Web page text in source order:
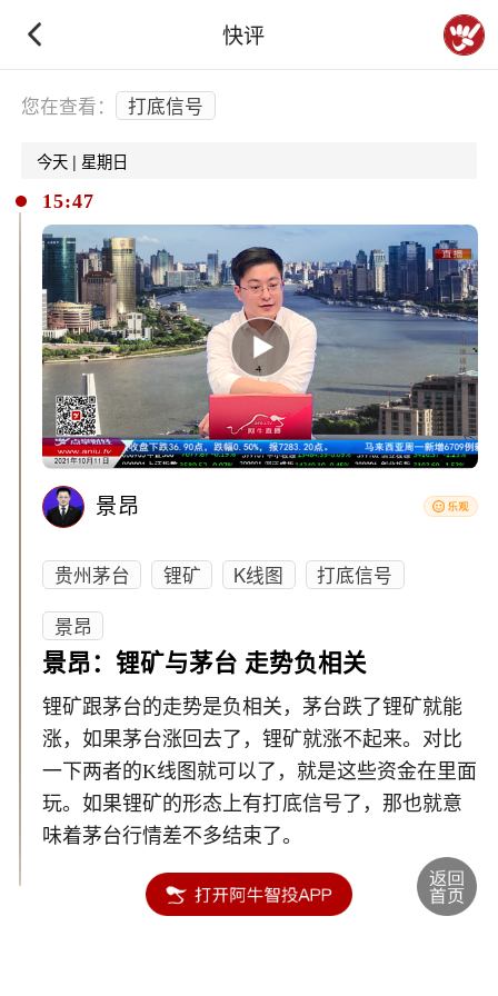
快评
下拉刷新
您在查看： 打底信号
今天 | 星期日
15:47
景昂
贵州茅台 锂矿 K线图
打底信号
景昂
景昂：锂矿与茅台 走势负相关
锂矿跟茅台的走势是负相关，茅台跌了锂矿就能
涨，如果茅台涨回去了，锂矿就涨不起来。对比
一下两者的K线图就可以了，就是这些资金在里面
玩。如果锂矿的形态上有打底信号了，那也就意
味着茅台行情差不多结束了。